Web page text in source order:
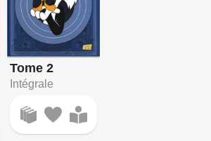
Tome 2
Intégrale